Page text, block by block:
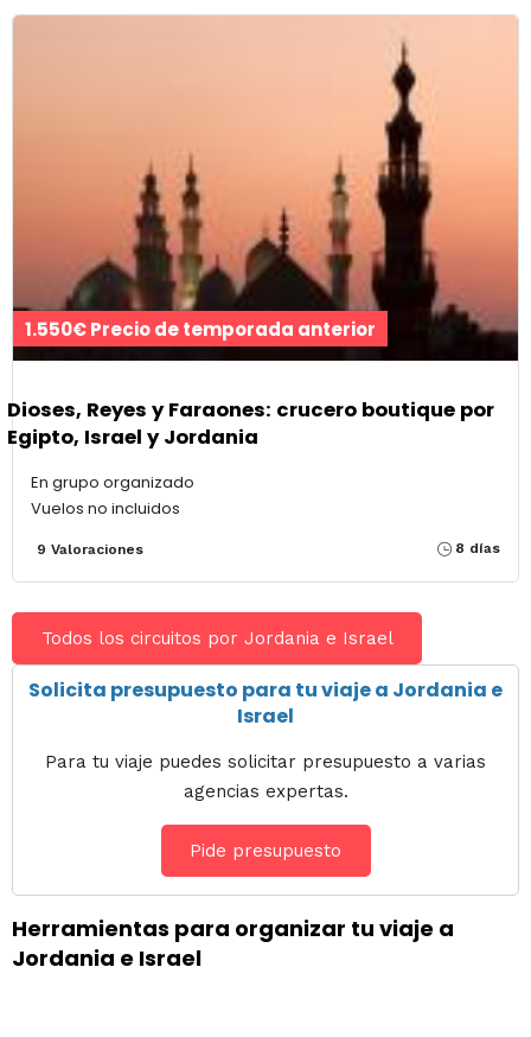
1.550€ Precio de temporada anterior
Dioses, Reyes y Faraones: crucero boutique por
Egipto, Israel y Jordania
En grupo organizado
Vuelos no incluidos
9 Valoraciones 8 días
Todos los circuitos por Jordania e Israel
Solicita presupuesto para tu viaje a Jordania e
Israel
Para tu viaje puedes solicitar presupuesto a varias
agencias expertas.
Pide presupuesto
Herramientas para organizar tu viaje a
Jordania e Israel